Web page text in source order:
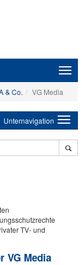
& Co. VG Media
Unternavigation
TV- und
VG Media